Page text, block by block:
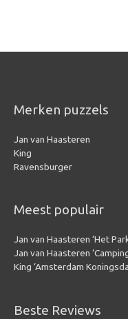
Merken puzzels
Jan van Haasteren
King
Ravensburger
Meest populair
Jan van Haasteren ‘Het
Jan van Haasteren
King ‘Amsterdam
Beste Reviews